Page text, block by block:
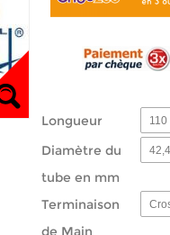
Longueur 110
Diamètre du
tube en mm
Terminaison
de Main